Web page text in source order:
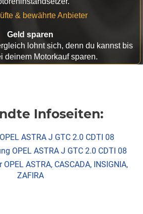
& bewährte Anbieter
Geld sparen
lohnt sich, denn du kannst bis
deinem Motorkauf sparen.
Infoseiten:
ASTRA J GTC 2.0 CDTI 08
OPEL ASTRA J GTC 2.0 CDTI 08
ASTRA, CASCADA, INSIGNIA,
ZAFIRA